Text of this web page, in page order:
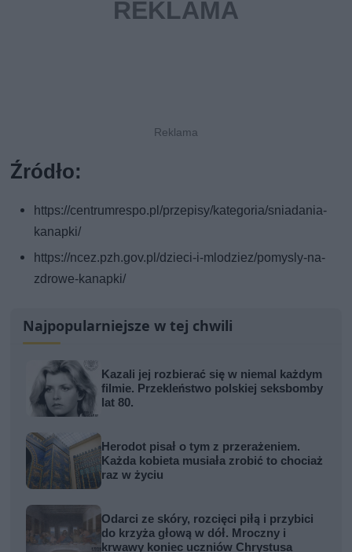
Źródło:
https://centrumrespo.pl/przepisy/kategoria/sniadania-
kanapki/
https://ncez.pzh.gov.pl/dzieci-i-mlodziez/pomysly-na-
zdrowe-kanapki/
Najpopularniejsze w tej chwili
Kazali jej rozbierać się w niemal każdym
filmie. Przekleństwo polskiej seksbomby
lat 80.
Herodot pisał o tym z przerażeniem.
Każda kobieta musiała zrobić to chociaż
raz w życiu
Odarci ze skóry, rozcięci piłą i przybici
do krzyża głową w dół. Mroczny i
krwawy koniec uczniów Chrystusa